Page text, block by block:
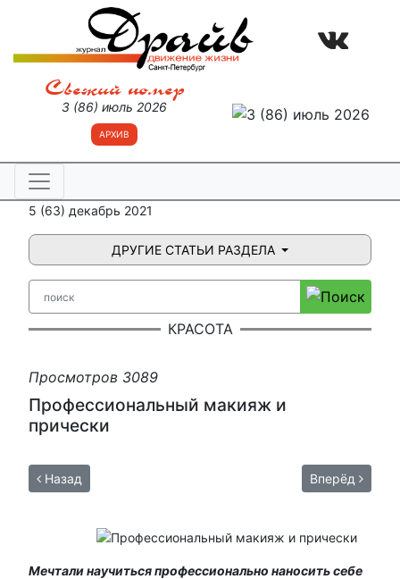
Свежий номер
3 (86) июль 2026
АРХИВ
5 (63) декабрь 2021
ДРУГИЕ СТАТЬИ РАЗДЕЛА
КРАСОТА
Просмотров 3089
Профессиональный макияж и
прически
Назад Вперёд
Мечтали научиться профессионально наносить себе